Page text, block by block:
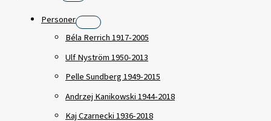
Personer
Béla Rerrich 1917-2005
Ulf Nyström 1950-2013
Pelle Sundberg 1949-2015
Andrzej Kanikowski 1944-2018
Kaj Czarnecki 1936-2018